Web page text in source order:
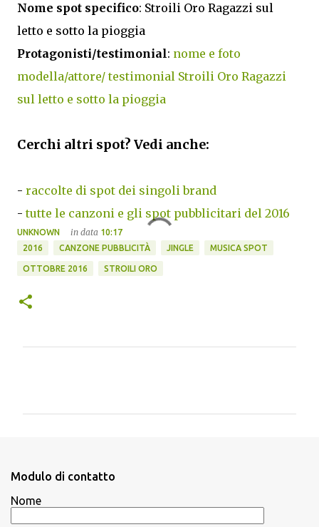
Nome spot specifico: Stroili Oro Ragazzi sul
letto e sotto la pioggia
Protagonisti/testimonial: nome e foto
modella/attore/ testimonial Stroili Oro Ragazzi
sul letto e sotto la pioggia
Cerchi altri spot? Vedi anche:
- raccolte di spot dei singoli brand
-tutte le canzoni e gli spot pubblicitari del 2016
UNKNOWN in data 10:17
2016
CANZONE PUBBLICITÀ JINGLE MUSICA SPOT
OTTOBRE 2016 STROILI ORO
i
Modulo di contatto
Nome